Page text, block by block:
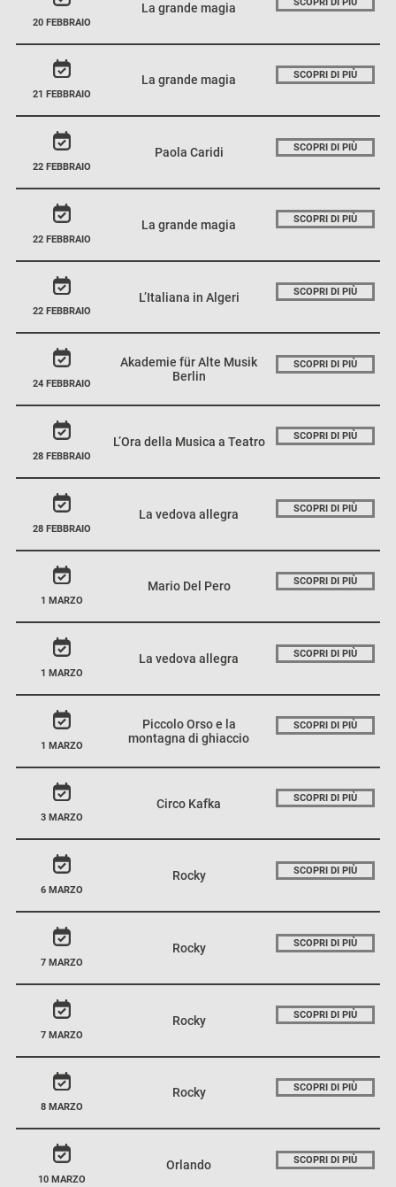
20 FEBBRAIO
La grande magia SCOPRI DI PIÙ
21 FEBBRAIO
La grande magia SCOPRI DI PIÙ
22 FEBBRAIO
Paola Caridi SCOPRI DI PIÙ
22 FEBBRAIO
La grande magia SCOPRI DI PIÙ
22 FEBBRAIO
L’Italiana in Algeri SCOPRI DI PIÙ
24 FEBBRAIO
Akademie für Alte Musik
Berlin
SCOPRI DI PIÙ
28 FEBBRAIO
L’Ora della Musica a Teatro SCOPRI DI PIÙ
28 FEBBRAIO
La vedova allegra SCOPRI DI PIÙ
1 MARZO
Mario Del Pero SCOPRI DI PIÙ
1 MARZO
La vedova allegra SCOPRI DI PIÙ
1 MARZO
Piccolo Orso e la
montagna di ghiaccio
SCOPRI DI PIÙ
3 MARZO
Circo Kafka SCOPRI DI PIÙ
6 MARZO
Rocky SCOPRI DI PIÙ
7 MARZO
Rocky SCOPRI DI PIÙ
7 MARZO
Rocky SCOPRI DI PIÙ
8 MARZO
Rocky SCOPRI DI PIÙ
10 MARZO
Orlando SCOPRI DI PIÙ